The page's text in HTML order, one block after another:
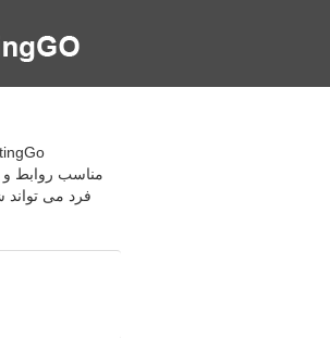
مناسب روابط و
فرد می تواند